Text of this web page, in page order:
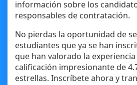
información sobre los
responsables de contratación.
No pierdas la oportunidad de
estudiantes que ya se han
que han valorado la
calificación impresionante de
estrellas. Inscríbete ahora y